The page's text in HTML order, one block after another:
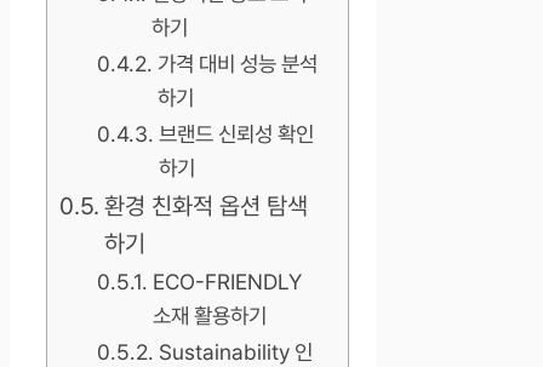
하기
가격 대비 성능 분석
하기
브랜드 신뢰성 확인
하기
환경 친화적 옵션 탐색
하기
ECO-FRIENDLY
소재 활용하기
Sustainability 인